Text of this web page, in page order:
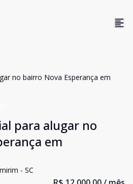
no bairro Nova Esperança em
para alugar no
em
- SC